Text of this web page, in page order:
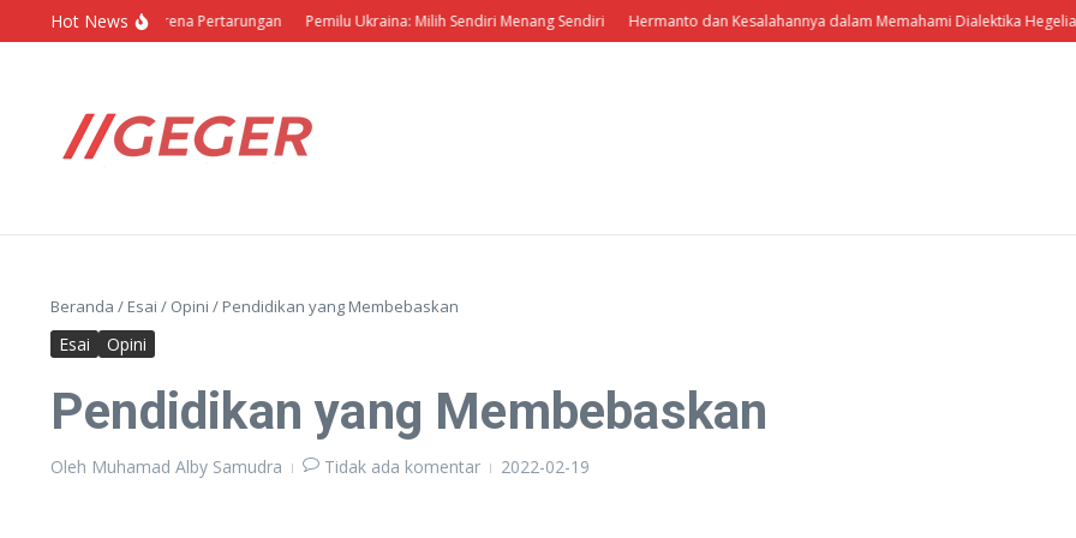
Lewati ke konten
Hot News
Barbar dalam Arena Pertarungan Pemilu Ukraina: Milih Sendiri Menang Sendiri Hermanto dan Kesalahannya dalam Memahami Dialektika Hegelianisme
Beranda / Esai / Opini / Pendidikan yang Membebaskan
Esai Opini
Pendidikan yang Membebaskan
Oleh Muhamad Alby Samudra Tidak ada komentar 2022-02-19